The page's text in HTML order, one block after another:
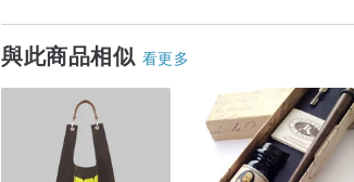
與此商品相似 看更多